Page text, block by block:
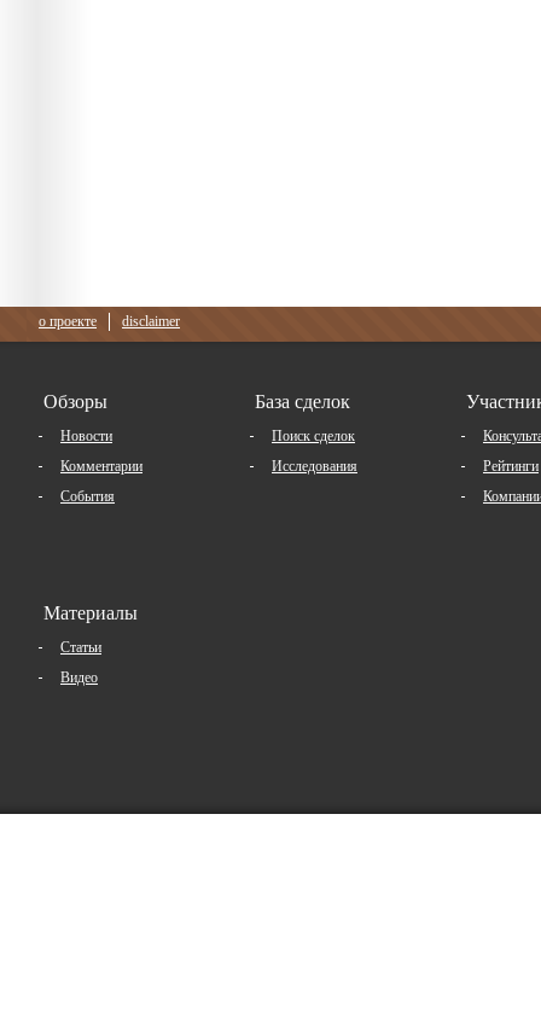
о проекте disclaimer
Обзоры
Новости
Комментарии
События
База сделок
Поиск сделок
Исследования
Рейтинги
Материалы
Статьи
Видео